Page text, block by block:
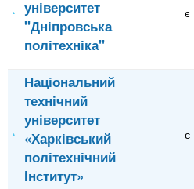
університет
"Дніпровська
політехніка"
є
Національний
технічний
університет
«Харківський
політехнічний
iнститут»
є